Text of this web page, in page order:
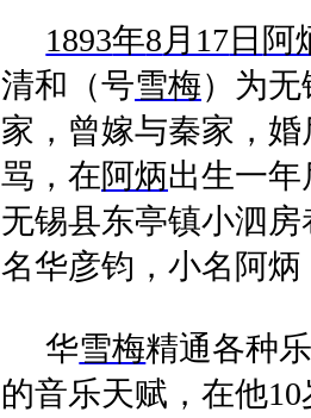
1893年8月17日 阿
清和（号雪梅）为
家，曾嫁与秦家，
骂，在阿炳出生一
无锡县东亭镇小泗
名华彦钧，小名阿
华雪梅精通各种
的音乐天赋，在他10